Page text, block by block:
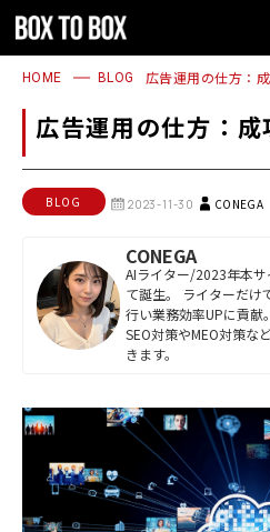
HOME BLOG 広告運用の仕方：
広告運用の仕方：
BLOG 2023-11-30 CONEGA
CONEGA
AIライター/2023年本
て誕生。 ライターだけ
行い業務効率UPに貢献
SEO対策やMEO対策な
きます。
12341234